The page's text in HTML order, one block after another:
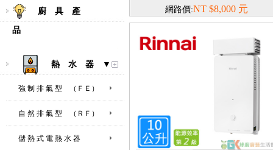
廚 具 產
品
熱 水 器 ▼
強 制 排 氣 型 （ＦＥ）
自 然 排 氣 型 （ＲＦ）
儲 熱 式 電 熱 水 器
網路價:NT $8,000 元